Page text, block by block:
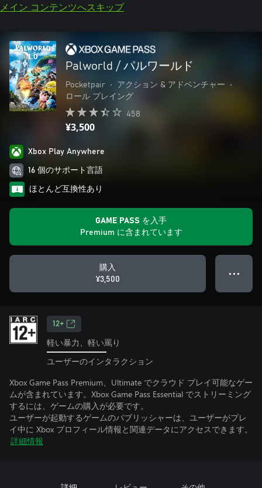
メイン コンテンツへスキップ
Palworld / パルワールド
Pocketpair • アクション & アドベンチャー
•
ロール プレイング
458
¥3,500
Xbox Play Anywhere
16 個のサポート言語
ほとんど互換性あり
GAME PASS を入手
Premium に含まれています
購入
¥3,500
● ● ●
12+
軽い暴力、軽い罵り
ユーザーのインタラクション
Xbox Game Pass Premium、Ultimate でクラウド プレイ可能なゲー
ムが含まれています。Xbox Game Pass Essential でストリーミング
するには、ゲームの購入が必要です。
ユーザーが起動するゲームのパブリッシャーは、ユーザーがプレ
イ中に Xbox プロフィール情報と関連データにアクセスできます。
詳細情報